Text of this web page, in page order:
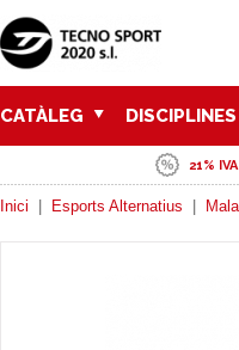
CATÀLEG DISCIPLINES
21%
Inici Esports Alternatius